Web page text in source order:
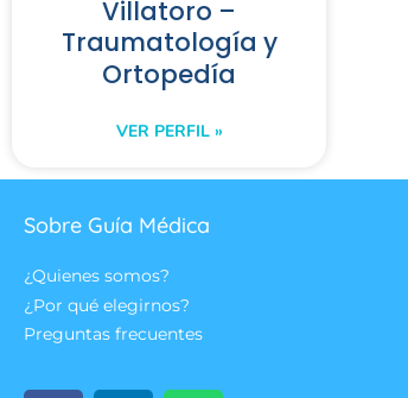
Villatoro –
Traumatología y
Ortopedía
VER PERFIL »
Sobre Guía Médica
¿Quienes somos?
¿Por qué elegirnos?
Preguntas frecuentes